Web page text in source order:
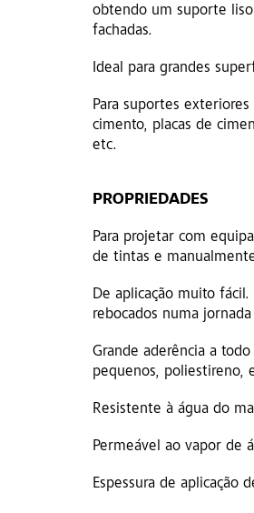
obtendo um suporte
fachadas.
Ideal para grandes
Para suportes
cimento, placas de
etc.
PROPRIEDADES
Para projetar com
de tintas e
De aplicação muito
rebocados numa
Grande aderência a
pequenos, poliestireno,
Resistente à água do
Permeável ao vapor de
Espessura de aplicação